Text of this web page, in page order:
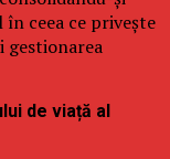
ceea ce privește
gestionarea
de viață al